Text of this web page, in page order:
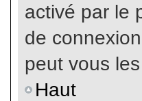
activé par le
de
peut vous
Haut